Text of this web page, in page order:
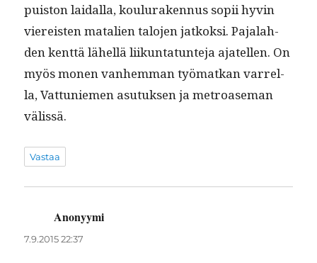
puis­ton laidal­la, koulu­raken­nus sopii hyvin
viereis­ten matal­ien talo­jen jatkok­si. Pajalah­
den kent­tä lähel­lä liikun­tatun­te­ja ajatellen. On
myös mon­en van­hem­man työ­matkan var­rel­
la, Vat­tuniemen asu­tuk­sen ja metroase­man
välissä.
Vastaa
Anonyymi
7.9.2015 22:37